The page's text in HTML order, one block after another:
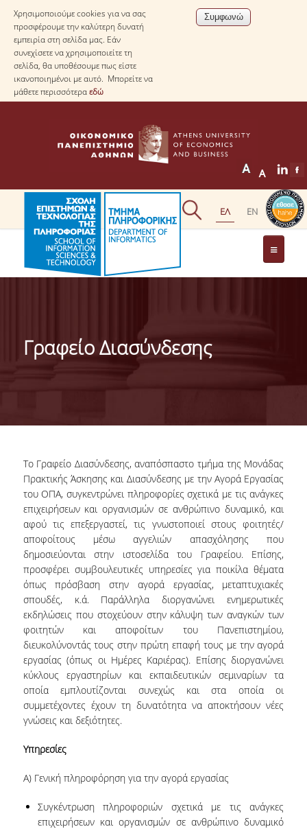
Χρησιμοποιούμε cookies για να σας
προσφέρουμε την καλύτερη δυνατή
εμπειρία στη σελίδα μας. Εάν
συνεχίσετε να χρησιμοποιείτε τη
σελίδα, θα υποθέσουμε πως είστε
ικανοποιημένοι με αυτό. Μπορείτε να
μάθετε περισσότεραεδώ
ΤΟ ΤΜΗΜΑ
ΑΠΟΣΤΟΛΗ ΤΟΥ ΤΜΗΜΑΤΟΣ
ΔΙΟΙΚΗΣΗ ΤΟΥ ΤΜΗΜΑΤΟΣ
ΤΟΜΕΑΣ Γ
ΑΝΘΡΩΠΙΝΟ ΔΥΝΑΜΙΚΟ
ΚΑΘΗΓΗΤΕΣ
ΕΡΓΑΣΤΗΡΙΑΚΟ ΔΙΔΑΚΤΙΚΟ ΠΡΟΣΩΠΙΚΟ
(Ε.ΔΙ.Π.)
ΕΙΔΙΚΟ ΤΕΧΝΙΚΟ ΚΑΙ ΕΡΓΑΣΤΗΡΙΑΚΟ
ΠΡΟΣΩΠΙΚΟ (Ε.Τ.Ε.Π.)
ΥΠΟΨΗΦΙΟΙ ΔΙΔΑΚΤΟΡΕΣ.
ΔΙΟΙΚΗΤΙΚΟ ΠΡΟΣΩΠΙΚΟ
ΜΗΤΡΩΑ
ΠΡΟΠΤΥΧΙΑΚΕΣ ΣΠΟΥΔΕΣ
ΟΔΗΓΟΣ ΣΠΟΥΔΩΝ
ΜΑΘΗΜΑΤΑ
Γραφείο Διασύνδεσης
Το Γραφείο Διασύνδεσης, αναπόσπαστο τμήμα της Μονάδας
Πρακτικής Άσκησης και Διασύνδεσης με την Αγορά Εργασίας
του ΟΠΑ, συγκεντρώνει πληροφορίες σχετικά με τις ανάγκες
επιχειρήσεων και οργανισμών σε ανθρώπινο δυναμικό, και
αφού τις επεξεργαστεί, τις γνωστοποιεί στους φοιτητές/
αποφοίτους μέσω αγγελιών απασχόλησης που
δημοσιεύονται στην ιστοσελίδα του Γραφείου. Επίσης,
προσφέρει συμβουλευτικές υπηρεσίες για ποικίλα θέματα
όπως πρόσβαση στην αγορά εργασίας, μεταπτυχιακές
σπουδές, κ.ά. Παράλληλα διοργανώνει ενημερωτικές
εκδηλώσεις που στοχεύουν στην κάλυψη των αναγκών των
φοιτητών και αποφοίτων του Πανεπιστημίου,
διευκολύνοντάς τους στην πρώτη επαφή τους με την αγορά
εργασίας (όπως οι Ημέρες Καριέρας). Επίσης διοργανώνει
κύκλους εργαστηρίων και εκπαιδευτικών σεμιναρίων τα
οποία εμπλουτίζονται συνεχώς και στα οποία οι
συμμετέχοντες έχουν τη δυνατότητα να αποκτήσουν νέες
γνώσεις και δεξιότητες.
Υπηρεσίες
A) Γενική πληροφόρηση για την αγορά εργασίας
Συγκέντρωση πληροφοριών σχετικά με τις ανάγκες
επιχειρήσεων και οργανισμών σε ανθρώπινο δυναμικό